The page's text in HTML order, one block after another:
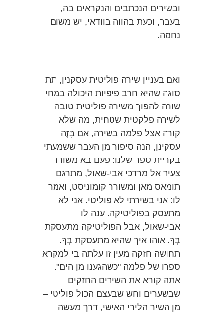
ובשירים הנכתבים והנקראים בה,
בעבר, וכעת בהווה בוודאי, יש משום
נחמה.
ואם בעניין שירה פוליטית עסקנין, תת
סוגה שהיא חרב פּיפיות היכולה במחי
שורה להפוך משירה פוליטית טובה
לשירה פלקטית שטחית, מה שלא
קורה אצל פלמה בשירה, אם בָּזֶה
עסקינן, הנה סיפור מן העבר ששמעתי
בקריית ספר שלנו: פעם בא משורר
צעיר אל מרדכי אבי-שאול, מתרגם
תומאס מאן ומשורר קומוניסט, ואמר
לו: אני בשירתי לא פוליטי. אני לא
מתעסק בפוליטיקה. ענה לו
אבי-שאול, אבל הפוליטיקה מתעסקת
בְּךָ. אוהו איך שהיא מתעסקת בְּךָ.
תחושה חזקה מעין זו עלתה בי למקרא
ספרו של פלמה "כשהגענו מן הים".
אתה קורא את השירים החזקים
שבשערים וחש שבעצם הכול פוליטי –
מן השיר הלירי האישי, דרך מעשה